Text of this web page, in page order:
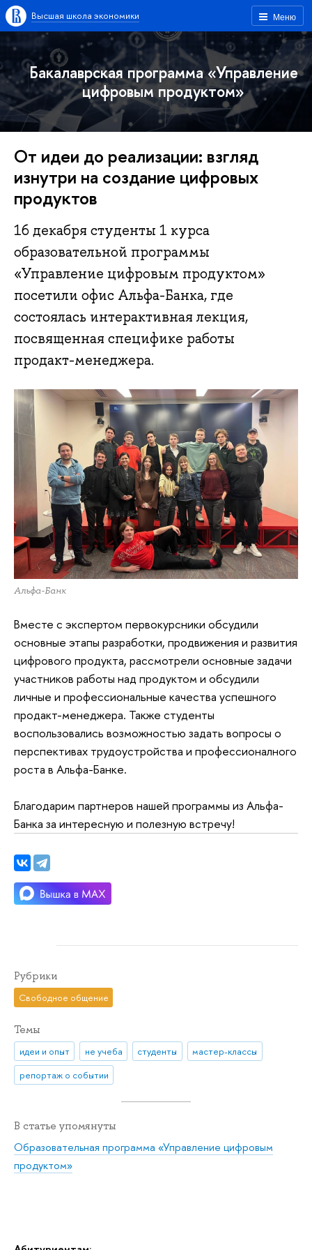
Меню
Высшая школа экономики
Бакалаврская программа «Управление
цифровым продуктом»
От идеи до реализации: взгляд
изнутри на создание цифровых
продуктов
16 декабря студенты 1 курса
образовательной программы
«Управление цифровым продуктом»
посетили офис Альфа-Банка, где
состоялась интерактивная лекция,
посвященная специфике работы
продакт-менеджера.
Альфа-Банк
Вместе с экспертом первокурсники обсудили
основные этапы разработки, продвижения и развития
цифрового продукта, рассмотрели основные задачи
участников работы над продуктом и обсудили
личные и профессиональные качества успешного
продакт-менеджера. Также студенты
воспользовались возможностью задать вопросы о
перспективах трудоустройства и профессионалного
роста в Альфа-Банке.
Благодарим партнеров нашей программы из Альфа-
Банка за интересную и полезную встречу!
Рубрики
Свободное общение
Темы
идеи и опыт не учеба студенты
мастер-классы
репортаж о событии
В статье упомянуты
Образовательная программа «Управление цифровым
продуктом»